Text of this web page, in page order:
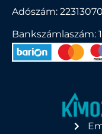
Adószám:
Bankszámlaszám: